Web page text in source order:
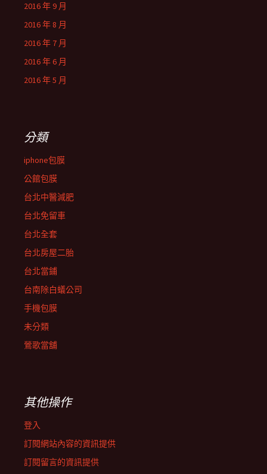
2016 年 9 月
2016 年 8 月
2016 年 7 月
2016 年 6 月
2016 年 5 月
分類
iphone包膜
公館包膜
台北中醫減肥
台北免留車
台北全套
台北房屋二胎
台北當鋪
台南除白蟻公司
手機包膜
未分類
鶯歌當舖
其他操作
登入
訂閱網站內容的資訊提供
訂閱留言的資訊提供